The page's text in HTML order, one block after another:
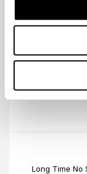
3
Long Time No